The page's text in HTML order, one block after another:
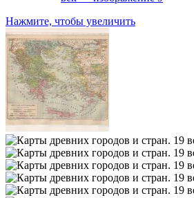
Нажмите, чтобы увеличить